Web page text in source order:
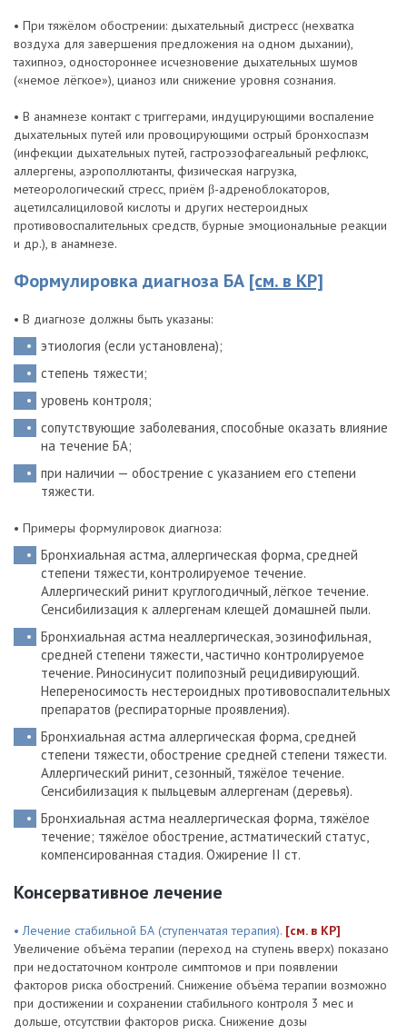
• При тяжёлом обострении: дыхательный дистресс (нехватка
воздуха для завершения предложения на одном дыхании),
тахипноэ, одностороннее исчезновение дыхательных шумов
(«немое лёгкое»), цианоз или снижение уровня сознания.
• В анамнезе контакт с триггерами, индуцирующими воспаление
дыхательных путей или провоцирующими острый бронхоспазм
(инфекции дыхательных путей, гастроэзофагеальный рефлюкс,
аллергены, аэрополлютанты, физическая нагрузка,
метеорологический стресс, приём β-адреноблокаторов,
ацетилсалициловой кислоты и других нестероидных
противовоспалительных средств, бурные эмоциональные реакции
и др.), в анамнезе.
Формулировка диагноза БА [см. в КР]
• В диагнозе должны быть указаны:
этиология (если установлена);
степень тяжести;
уровень контроля;
сопутствующие заболевания, способные оказать влияние
на течение БА;
при наличии — обострение с указанием его степени
тяжести.
• Примеры формулировок диагноза:
Бронхиальная астма, аллергическая форма, средней
степени тяжести, контролируемое течение.
Аллергический ринит круглогодичный, лёгкое течение.
Сенсибилизация к аллергенам клещей домашней пыли.
Бронхиальная астма неаллергическая, эозинофильная,
средней степени тяжести, частично контролируемое
течение. Риносинусит полипозный рецидивирующий.
Непереносимость нестероидных противовоспалительных
препаратов (респираторные проявления).
Бронхиальная астма аллергическая форма, средней
степени тяжести, обострение средней степени тяжести.
Аллергический ринит, сезонный, тяжёлое течение.
Сенсибилизация к пыльцевым аллергенам (деревья).
Бронхиальная астма неаллергическая форма, тяжёлое
течение; тяжёлое обострение, астматический статус,
компенсированная стадия. Ожирение II ст.
Консервативное лечение
• Лечение стабильной БА (ступенчатая терапия). [см. в КР]
Увеличение объёма терапии (переход на ступень вверх) показано
при недостаточном контроле симптомов и при появлении
факторов риска обострений. Снижение объёма терапии возможно
при достижении и сохранении стабильного контроля 3 мес и
дольше, отсутствии факторов риска. Снижение дозы